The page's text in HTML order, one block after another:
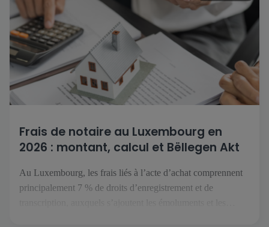
Frais de notaire au Luxembourg en
2026 : montant, calcul et Bëllegen Akt
Au Luxembourg, les frais liés à l’acte d’achat comprennent
principalement 7 % de droits d’enregistrement et de